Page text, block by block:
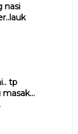
nasi
tp